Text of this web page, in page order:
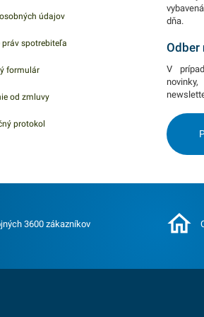
kombinácii s inými
Vhodná pre široké použitie.
obsahuje 1ks dekoratívnej
s číslom 5. V našej ponuke
ďalšie podobné produkty.
údajov
práv spotrebiteľa
formulár
od zmluvy
protokol
dňa.
Odber
V
3600 zákazníkov